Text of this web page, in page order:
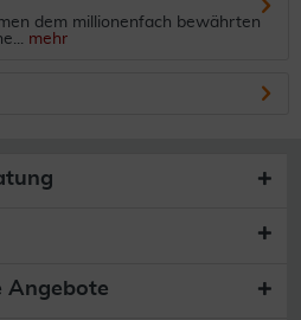
dem millionenfach bewährten
mehr
Angebote